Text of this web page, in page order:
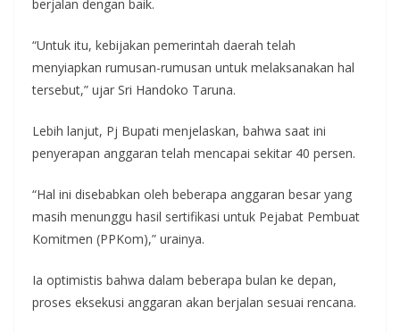
berjalan dengan baik.
“Untuk itu, kebijakan pemerintah daerah telah
menyiapkan rumusan-rumusan untuk melaksanakan hal
tersebut,” ujar Sri Handoko Taruna.
Lebih lanjut, Pj Bupati menjelaskan, bahwa saat ini
penyerapan anggaran telah mencapai sekitar 40 persen.
“Hal ini disebabkan oleh beberapa anggaran besar yang
masih menunggu hasil sertifikasi untuk Pejabat Pembuat
Komitmen (PPKom),” urainya.
Ia optimistis bahwa dalam beberapa bulan ke depan,
proses eksekusi anggaran akan berjalan sesuai rencana.